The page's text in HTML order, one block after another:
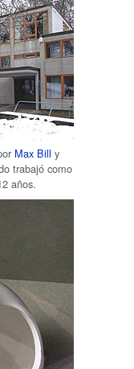
Max Bill y
trabajó como
años.